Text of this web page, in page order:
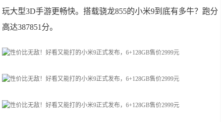
玩大型3D手游更畅快。搭载骁龙855的小米9到底有多牛？跑分
高达387851分。